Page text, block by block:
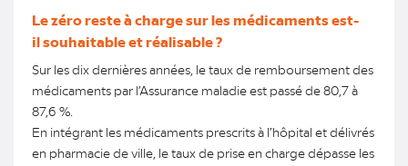
Le zéro reste à charge sur les médicaments est-
il souhaitable et réalisable ?
Sur les dix dernières années, le taux de remboursement des
médicaments par l’Assurance maladie est passé de 80,7 à
87,6 %.
En intégrant les médicaments prescrits à l’hôpital et délivrés
en pharmacie de ville, le taux de prise en charge dépasse les